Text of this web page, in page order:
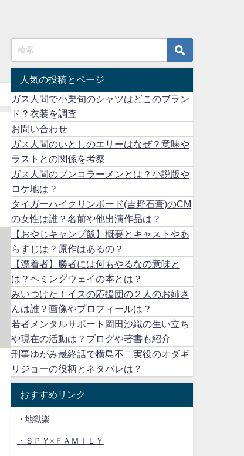
人気の投稿とページ
ガス人間で小栗旬のシャツはどこのブラン
ド？衣装を調査
お問い合わせ
ガス人間のいとしのエリーはなぜ？意味や
ラストとの関係を考察
ガス人間のブンコラーメンとは？小説版や
ロケ地は？
タイガーハイクリンボード(吉野石膏)のCM
の女性は誰？名前や他出演作品は？
【おやじキャンプ飯】概要とキャストやあ
らすじは？原作はあるの？
【漂着者】勝者には何もやるなの意味と
は？ヘミングウェイの本とは？
みいつけた！イスの応援団の２人のお姉さ
んは誰？画像やプロフィールは？
若者メンタルサポート岡田沙織の生い立ち
や現在の活動は？ブログや著書も紹介
刑事ゆがみ最終話で横島不二実役のオダギ
リジョーの役柄とネタバレは？
おすすめリンク
・地獄楽
・ＳＰＹ×ＦＡＭＩＬＹ